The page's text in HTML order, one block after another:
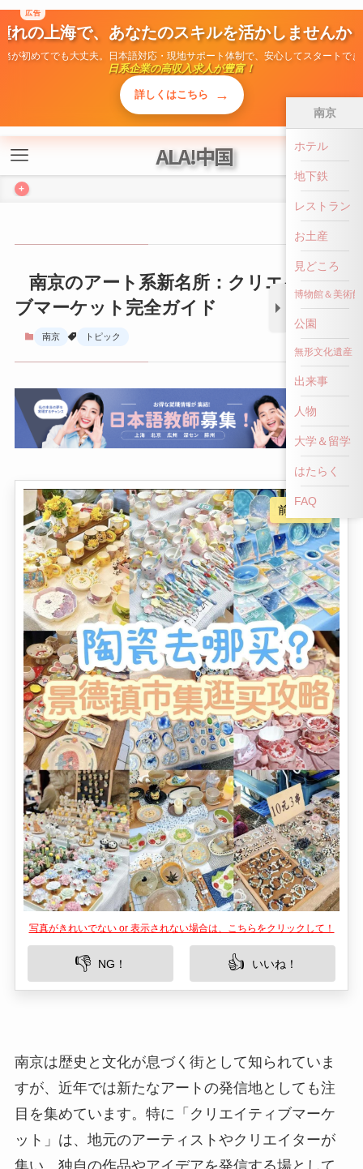
ALA!中国
+
南京のアート系新名所：クリエイティ
ブマーケット完全ガイド
前へ戻る
写真がきれいでない or 表示されない場合は、こちらをクリックして！
👎 NG！ 👍 いいね！
南京は歴史と文化が息づく街として知られていま
すが、近年では新たなアートの発信地としても注
目を集めています。特に「クリエイティブマーケ
大人気。週末の散策スポットとしてもぴったり
で、訪れる人々に新鮮な刺激と楽しみを提供して
います。今回は、そんな南京のクリエイティブマ
ーケットの魅力を余すところなくご紹介します！
🎨✨
南京
ホテル
地下鉄
レストラン
お土産
見どころ
博物館＆美術館
公園
無形文化遺産
出来事
人物
大学＆留学
はたらく
FAQ